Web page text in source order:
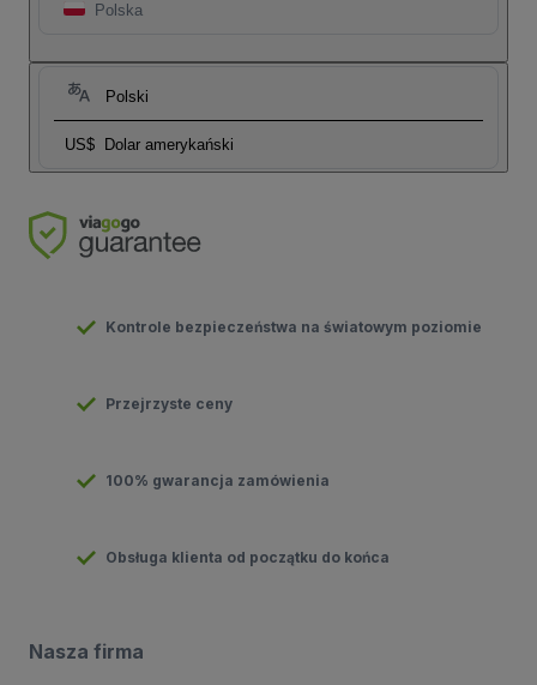
Polska
Polski
US$ Dolar amerykański
Kontrole bezpieczeństwa na światowym poziomie
Przejrzyste ceny
100% gwarancja zamówienia
Obsługa klienta od początku do końca
Nasza firma